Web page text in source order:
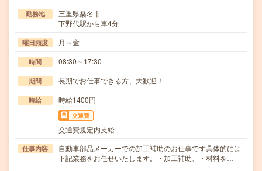
勤務地
三重県桑名市
下野代駅から車4分
曜日頻度 月～金
時間 08:30～17:30
期間 長期でお仕事できる方、大歓迎！
時給 時給1400円
交通費
交通費規定内支給
仕事内容
自動車部品メーカーでの加工補助のお仕事です具体的には
下記業務をお任せいたします。・加工補助、・材料を…